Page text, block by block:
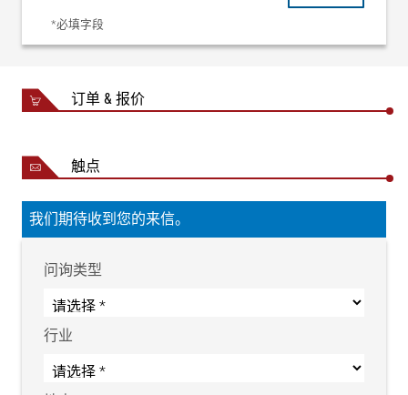
*必填字段
订单 & 报价
触点
我们期待收到您的来信。
问询类型
行业